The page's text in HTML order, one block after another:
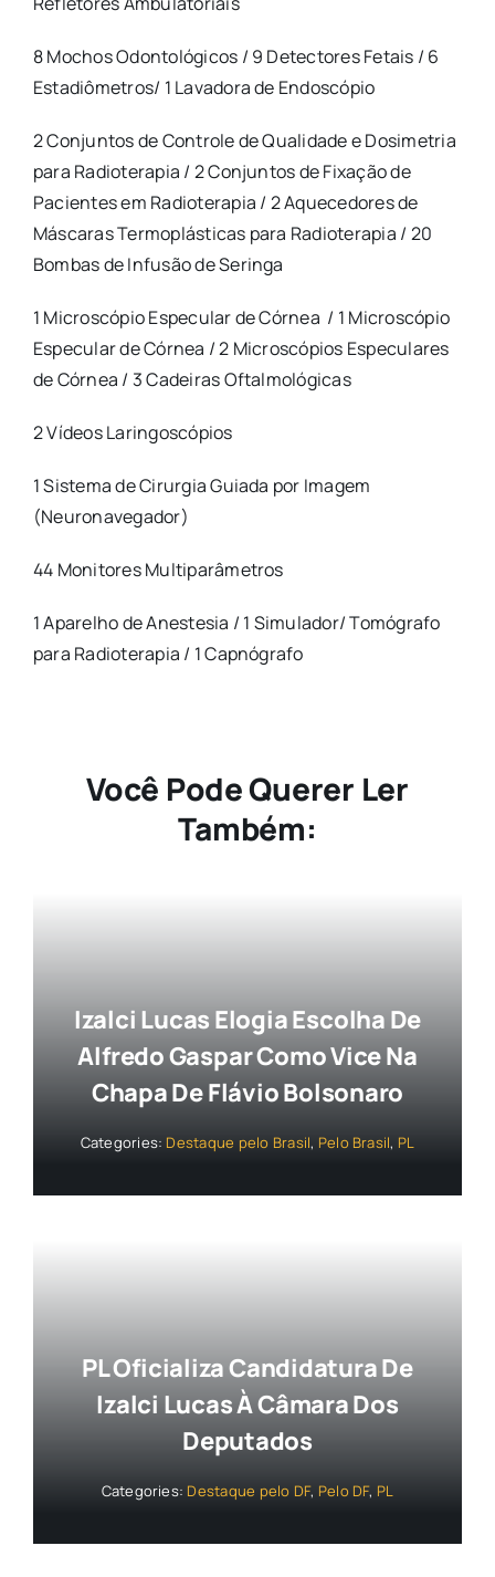
8 Mochos Odontológicos / 9 Detectores Fetais / 6
Estadiômetros/ 1 Lavadora de Endoscópio
2 Conjuntos de Controle de Qualidade e Dosimetria
para Radioterapia / 2 Conjuntos de Fixação de
Pacientes em Radioterapia / 2 Aquecedores de
Máscaras Termoplásticas para Radioterapia / 20
Bombas de Infusão de Seringa
1 Microscópio Especular de Córnea / 1 Microscópio
Especular de Córnea / 2 Microscópios Especulares
de Córnea / 3 Cadeiras Oftalmológicas
2 Vídeos Laringoscópios
1 Sistema de Cirurgia Guiada por Imagem
(Neuronavegador)
44 Monitores Multiparâmetros
1 Aparelho de Anestesia / 1 Simulador/ Tomógrafo
para Radioterapia / 1 Capnógrafo
Você Pode Querer Ler
Também:
Izalci Lucas Elogia Escolha De
Alfredo Gaspar Como Vice Na
Chapa De Flávio Bolsonaro
Categories: Destaque pelo Brasil, Pelo Brasil, PL
PL Oficializa Candidatura De
Izalci Lucas À Câmara Dos
Deputados
Categories: Destaque pelo DF, Pelo DF, PL